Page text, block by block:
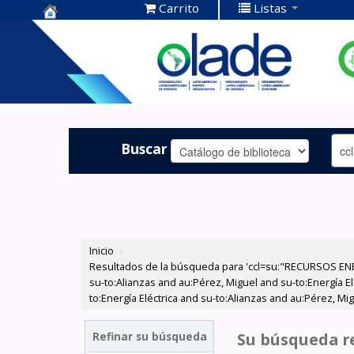
Centro de
Documentación
OLADE -
Carrito Listas
Buscar
Inicio ›
Resultados de la búsqueda para 'ccl=su:"RECURSOS
su-to:Alianzas and au:Pérez, Miguel and su-to:Energía
to:Energía Eléctrica and su-to:Alianzas and au:Pérez,
Refinar su búsqueda Su búsqueda